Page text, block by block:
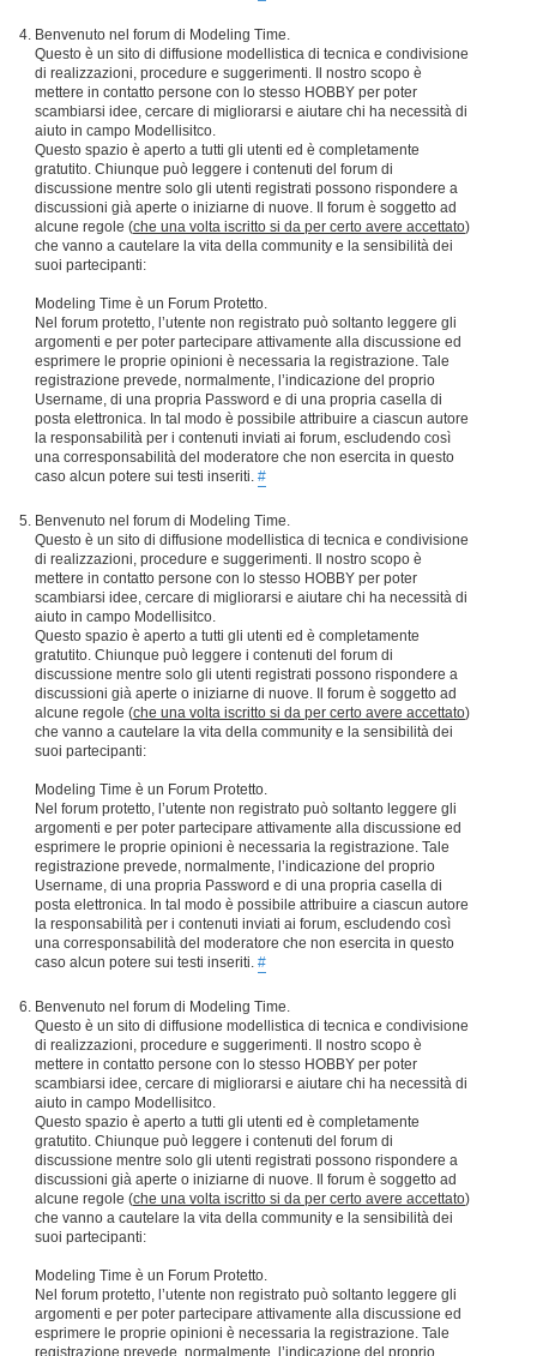
Benvenuto nel forum di Modeling Time.
Questo è un sito di diffusione modellistica di tecnica e condivisione
di realizzazioni, procedure e suggerimenti. Il nostro scopo è
mettere in contatto persone con lo stesso HOBBY per poter
scambiarsi idee, cercare di migliorarsi e aiutare chi ha necessità di
aiuto in campo Modellisitco.
Questo spazio è aperto a tutti gli utenti ed è completamente
gratutito. Chiunque può leggere i contenuti del forum di
discussione mentre solo gli utenti registrati possono rispondere a
discussioni già aperte o iniziarne di nuove. Il forum è soggetto ad
alcune regole (che una volta iscritto si da per certo avere accettato)
che vanno a cautelare la vita della community e la sensibilità dei
suoi partecipanti:
Modeling Time è un Forum Protetto.
Nel forum protetto, l’utente non registrato può soltanto leggere gli
argomenti e per poter partecipare attivamente alla discussione ed
esprimere le proprie opinioni è necessaria la registrazione. Tale
registrazione prevede, normalmente, l’indicazione del proprio
Username, di una propria Password e di una propria casella di
posta elettronica. In tal modo è possibile attribuire a ciascun autore
la responsabilità per i contenuti inviati ai forum, escludendo così
una corresponsabilità del moderatore che non esercita in questo
caso alcun potere sui testi inseriti. #
Benvenuto nel forum di Modeling Time.
Questo è un sito di diffusione modellistica di tecnica e condivisione
di realizzazioni, procedure e suggerimenti. Il nostro scopo è
mettere in contatto persone con lo stesso HOBBY per poter
scambiarsi idee, cercare di migliorarsi e aiutare chi ha necessità di
aiuto in campo Modellisitco.
Questo spazio è aperto a tutti gli utenti ed è completamente
gratutito. Chiunque può leggere i contenuti del forum di
discussione mentre solo gli utenti registrati possono rispondere a
discussioni già aperte o iniziarne di nuove. Il forum è soggetto ad
alcune regole (che una volta iscritto si da per certo avere accettato)
che vanno a cautelare la vita della community e la sensibilità dei
suoi partecipanti:
Modeling Time è un Forum Protetto.
Nel forum protetto, l’utente non registrato può soltanto leggere gli
argomenti e per poter partecipare attivamente alla discussione ed
esprimere le proprie opinioni è necessaria la registrazione. Tale
registrazione prevede, normalmente, l’indicazione del proprio
Username, di una propria Password e di una propria casella di
posta elettronica. In tal modo è possibile attribuire a ciascun autore
la responsabilità per i contenuti inviati ai forum, escludendo così
una corresponsabilità del moderatore che non esercita in questo
caso alcun potere sui testi inseriti. #
Benvenuto nel forum di Modeling Time.
Questo è un sito di diffusione modellistica di tecnica e condivisione
di realizzazioni, procedure e suggerimenti. Il nostro scopo è
mettere in contatto persone con lo stesso HOBBY per poter
scambiarsi idee, cercare di migliorarsi e aiutare chi ha necessità di
aiuto in campo Modellisitco.
Questo spazio è aperto a tutti gli utenti ed è completamente
gratutito. Chiunque può leggere i contenuti del forum di
discussione mentre solo gli utenti registrati possono rispondere a
discussioni già aperte o iniziarne di nuove. Il forum è soggetto ad
alcune regole (che una volta iscritto si da per certo avere accettato)
che vanno a cautelare la vita della community e la sensibilità dei
suoi partecipanti:
Modeling Time è un Forum Protetto.
Nel forum protetto, l’utente non registrato può soltanto leggere gli
argomenti e per poter partecipare attivamente alla discussione ed
esprimere le proprie opinioni è necessaria la registrazione. Tale
registrazione prevede, normalmente, l’indicazione del proprio